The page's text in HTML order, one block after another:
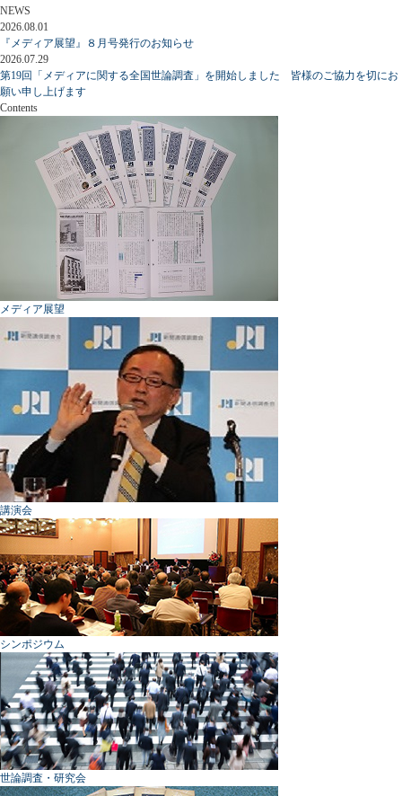
NEWS
2026.08.01
『メディア展望』８月号発行のお知らせ
2026.07.29
第19回「メディアに関する全国世論調査」を開始しました 皆様のご協力を切にお
願い申し上げます
Contents
メディア展望
講演会
シンポジウム
世論調査・研究会